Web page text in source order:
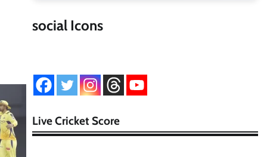
social Icons
Live Cricket Score